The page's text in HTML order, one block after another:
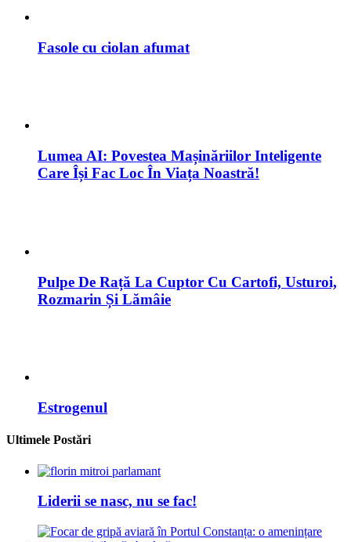
Fasole cu ciolan afumat
Lumea AI: Povestea Mașinăriilor Inteligente
Care Își Fac Loc În Viața Noastră!
Pulpe De Rață La Cuptor Cu Cartofi, Usturoi,
Rozmarin Și Lămâie
Estrogenul
Ultimele Postări
Liderii se nasc, nu se fac!